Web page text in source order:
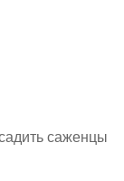
саженцы